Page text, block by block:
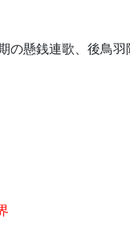
懸銭連歌、後鳥羽